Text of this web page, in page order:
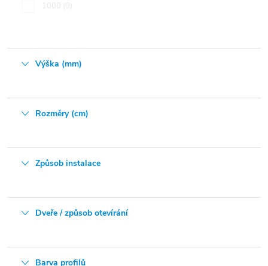
1000
0
Výška (mm)
Rozměry (cm)
Způsob instalace
Dveře / způsob otevírání
Barva profilů